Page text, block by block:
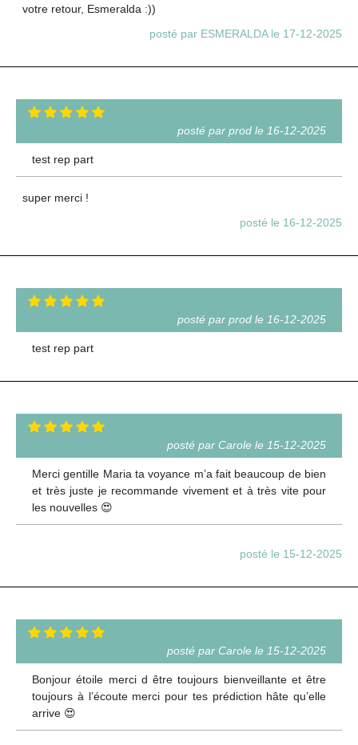
votre retour, Esmeralda :))
posté par ESMERALDA le 17-12-2025
posté par prod le 16-12-2025
test rep part
super merci !
posté le 16-12-2025
posté par prod le 16-12-2025
test rep part
posté par Carole le 15-12-2025
Merci gentille Maria ta voyance m’a fait beaucoup de bien
et très juste je recommande vivement et à très vite pour
les nouvelles 😍
posté le 15-12-2025
posté par Carole le 15-12-2025
Bonjour étoile merci d être toujours bienveillante et être
toujours à l’écoute merci pour tes prédiction hâte qu’elle
arrive 😍